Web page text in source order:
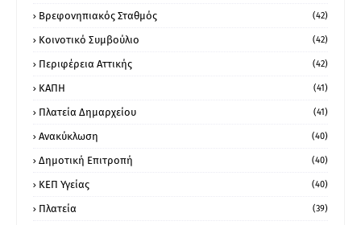
Βρεφονηπιακός Σταθμός (42)
Κοινοτικό Συμβούλιο (42)
Περιφέρεια Αττικής (42)
ΚΑΠΗ (41)
Πλατεία Δημαρχείου (41)
Ανακύκλωση (40)
Δημοτική Επιτροπή (40)
ΚΕΠ Υγείας (40)
Πλατεία (39)